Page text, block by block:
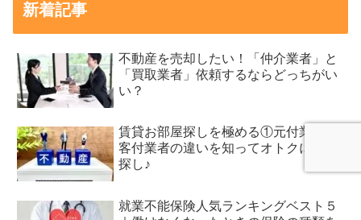
新着記事
不動産を売却したい！「仲介業者」と
「買取業者」依頼するならどっちがい
い？
賃貸お部屋探しを極める①元付業者と
客付業者の違いを知ってオトクに物件
探し♪
就業不能保険人気ランキングベスト５